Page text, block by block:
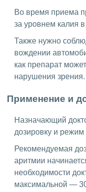
Во время приема
за уровнем калия
Также нужно
вождении
как препарат
нарушения зрения.
Применение и
Назначающий
дозировку и
Рекомендуемая
аритмии
необходимости
максимальной —